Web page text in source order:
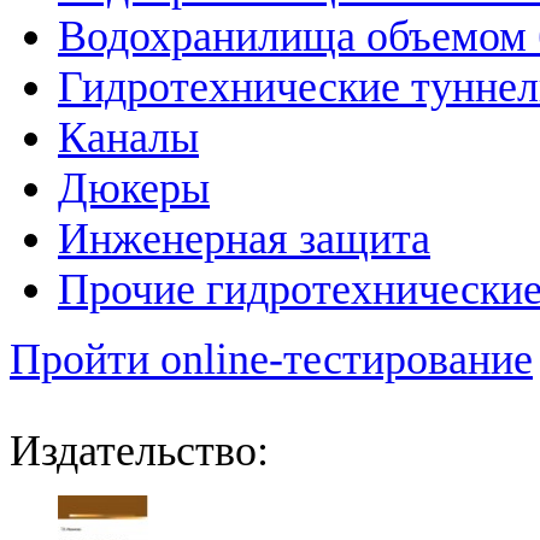
Водохранилища объемом
Гидротехнические
Каналы
Дюкеры
Инженерная защита
Прочие
Пройти online-тестирование
Издательство: